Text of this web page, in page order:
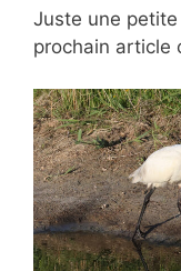
Juste une
prochain article